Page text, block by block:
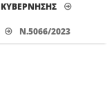
Ν.5066/2023